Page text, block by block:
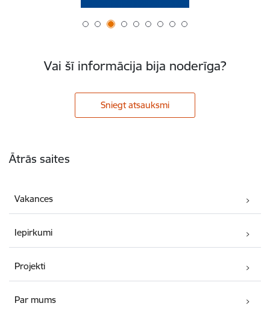
Vai šī informācija bija noderīga?
Sniegt atsauksmi
Ātrās saites
Vakances
Iepirkumi
Projekti
Par mums